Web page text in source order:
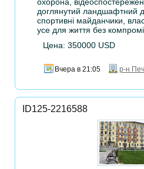
охорона,
доглянутий ландшафтний
спортивні майданчики,
усе для життя без
Цена: 350000 USD
Вчера в 21:05 р-н
ID125-2216588